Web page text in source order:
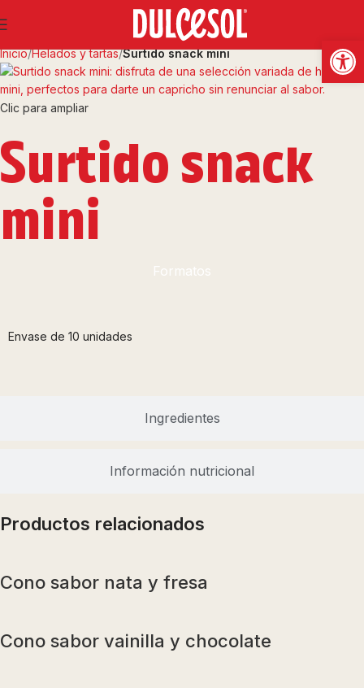
Inicio Helados y tartas Surtido snack mini
Clic para ampliar
Surtido snack
mini
Formatos
Ingredientes
Información nutricional
Envase de 10 unidades
Productos relacionados
Cono sabor nata y fresa
Cono sabor vainilla y chocolate